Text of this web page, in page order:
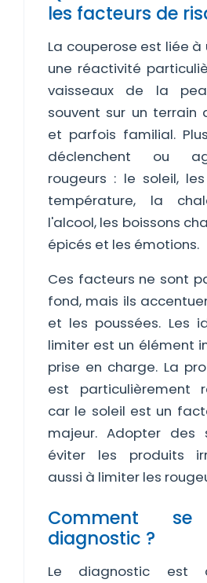
les facteurs de
La couperose est liée
une réactivité
vaisseaux de la
souvent sur un terrain
et parfois familial.
déclenchent ou
rougeurs : le soleil,
température, la
l'alcool, les boissons
épicés et les émotions.
Ces facteurs ne sont
fond, mais ils
et les poussées. Les
limiter est un élément
prise en charge. La
est particulièrement
car le soleil est un
majeur. Adopter des
éviter les produits
aussi à limiter les
Comment
diagnostic ?
Le diagnostic est